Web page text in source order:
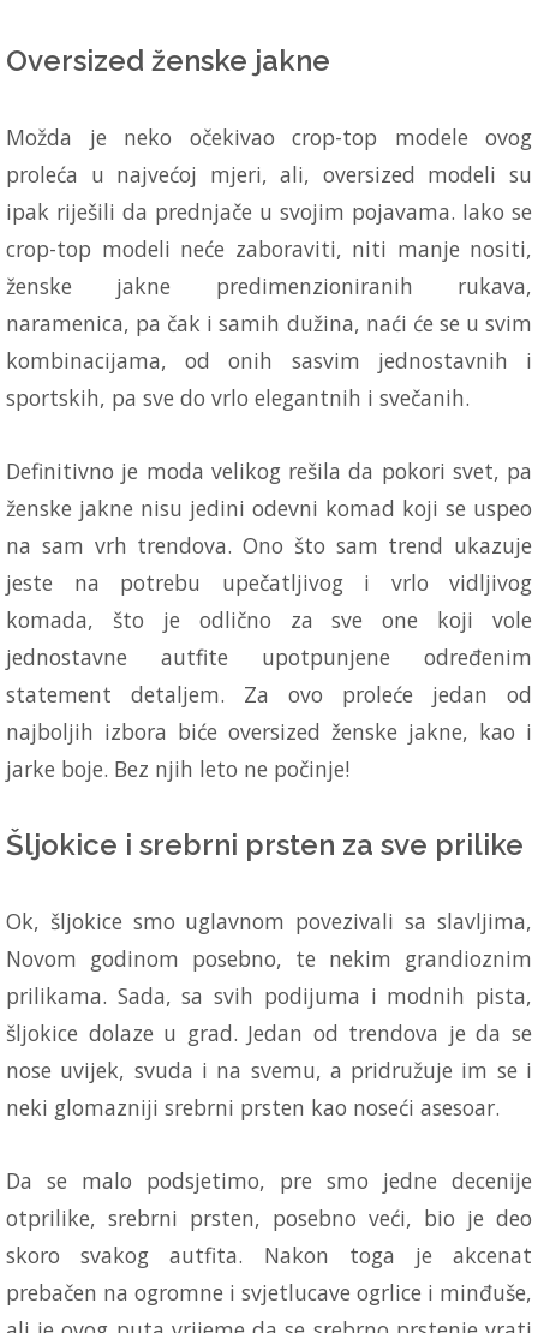
Oversized ženske jakne
Možda je neko očekivao crop-top modele ovog
proleća u najvećoj mjeri, ali, oversized modeli su
ipak riješili da prednjače u svojim pojavama. Iako se
crop-top modeli neće zaboraviti, niti manje nositi,
ženske jakne predimenzioniranih rukava,
naramenica, pa čak i samih dužina, naći će se u svim
kombinacijama, od onih sasvim jednostavnih i
sportskih, pa sve do vrlo elegantnih i svečanih.
Definitivno je moda velikog rešila da pokori svet, pa
ženske jakne nisu jedini odevni komad koji se uspeo
na sam vrh trendova. Ono što sam trend ukazuje
jeste na potrebu upečatljivog i vrlo vidljivog
komada, što je odlično za sve one koji vole
jednostavne autfite upotpunjene određenim
statement detaljem. Za ovo proleće jedan od
najboljih izbora biće oversized ženske jakne, kao i
jarke boje. Bez njih leto ne počinje!
Šljokice i srebrni prsten za sve prilike
Ok, šljokice smo uglavnom povezivali sa slavljima,
Novom godinom posebno, te nekim grandioznim
prilikama. Sada, sa svih podijuma i modnih pista,
šljokice dolaze u grad. Jedan od trendova je da se
nose uvijek, svuda i na svemu, a pridružuje im se i
neki glomazniji srebrni prsten kao noseći asesoar.
Da se malo podsjetimo, pre smo jedne decenije
otprilike, srebrni prsten, posebno veći, bio je deo
skoro svakog autfita. Nakon toga je akcenat
prebačen na ogromne i svjetlucave ogrlice i minđuše,